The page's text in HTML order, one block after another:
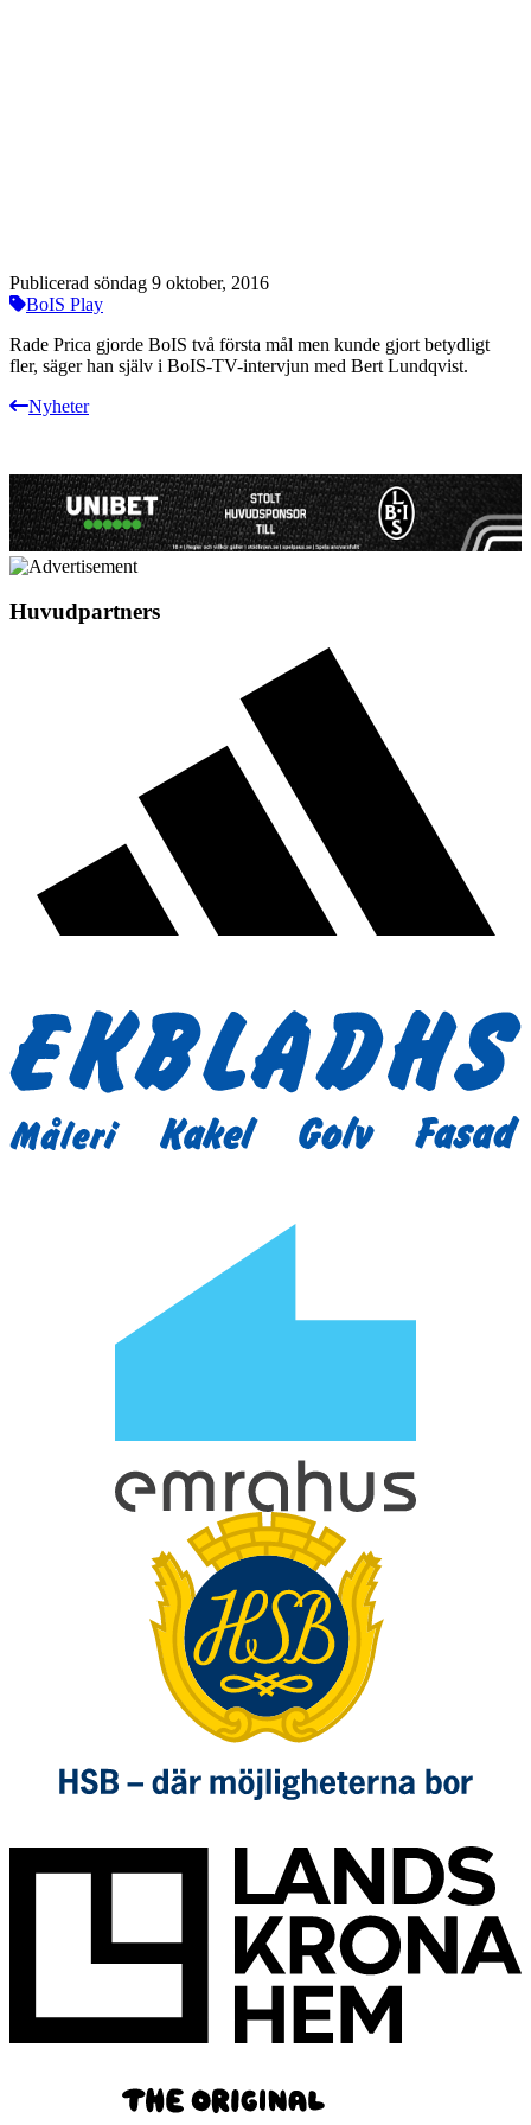
Publicerad söndag 9 oktober, 2016
BoIS Play
Rade Prica gjorde BoIS två första mål men kunde gjort betydligt
fler, säger han själv i BoIS-TV-intervjun med Bert Lundqvist.
Nyheter
Huvudpartners